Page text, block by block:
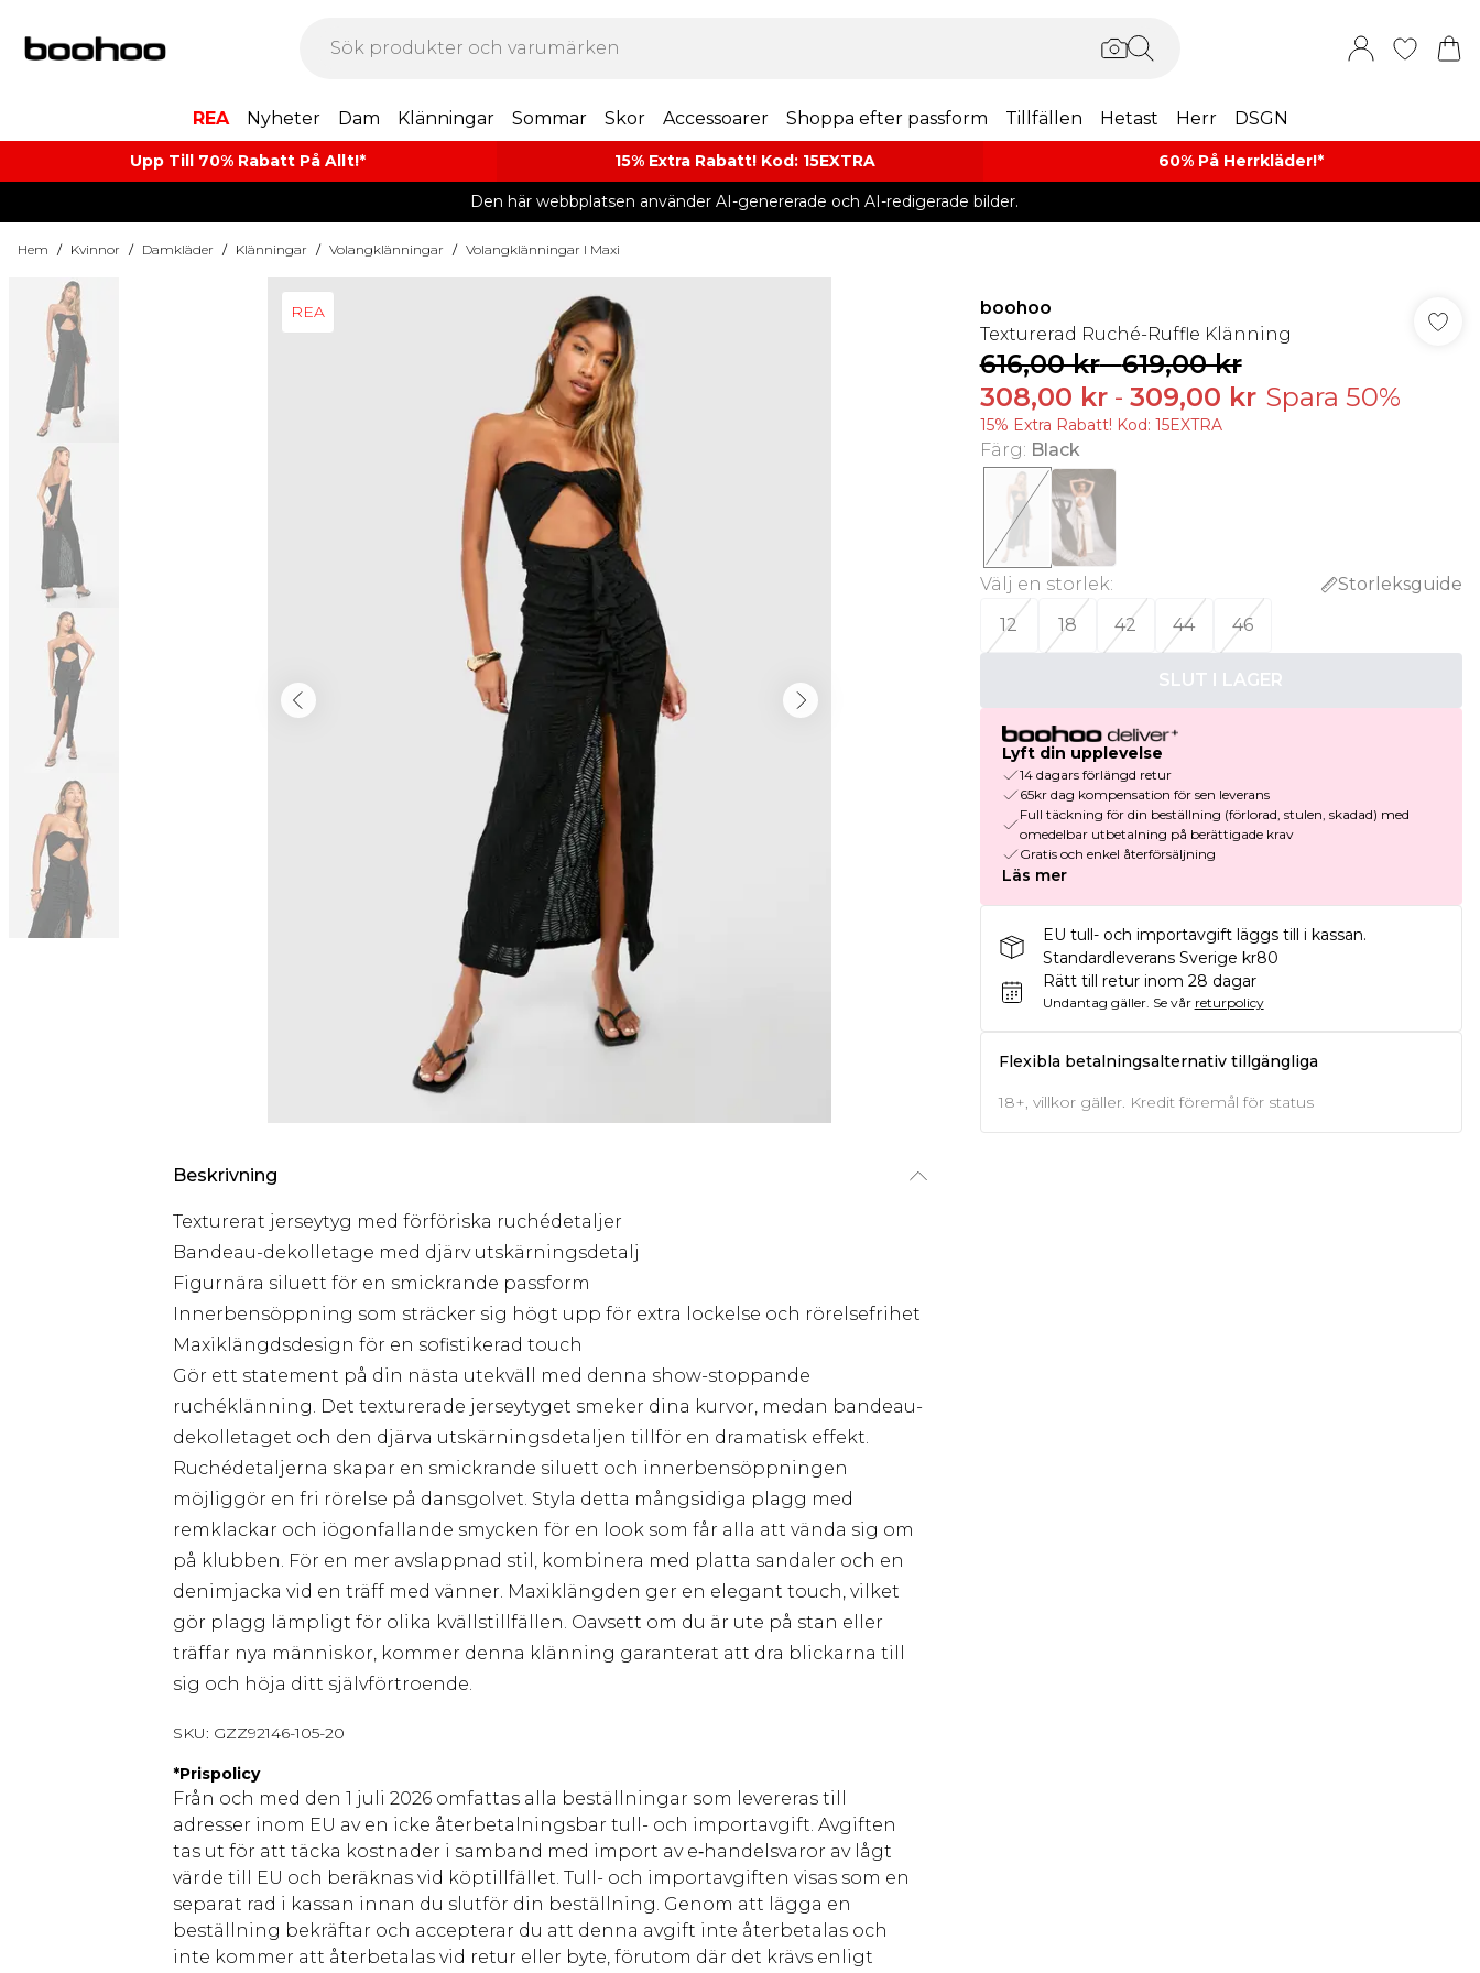
REA Nyheter Dam Klänningar Sommar Skor Accessoarer Shoppa efter passform Tillfällen Hetast Herr DSGN
Upp Till 70% Rabatt På Allt!* 15% Extra Rabatt! Kod: 15EXTRA 60% På Herrkläder!*​
Den här webbplatsen använder AI-genererade och AI-redigerade bilder.
Hem / Kvinnor / Damkläder / Klänningar / Volangklänningar / Volangklänningar I Maxi
REA
Beskrivning
Texturerat jerseytyg med förföriska ruchédetaljer
Bandeau-dekolletage med djärv utskärningsdetalj
Figurnära siluett för en smickrande passform
Innerbensöppning som sträcker sig högt upp för extra lockelse och rörelsefrihet
Maxiklängdsdesign för en sofistikerad touch
Gör ett statement på din nästa utekväll med denna show-stoppande
ruchéklänning. Det texturerade jerseytyget smeker dina kurvor, medan bandeau-
dekolletaget och den djärva utskärningsdetaljen tillför en dramatisk effekt.
Ruchédetaljerna skapar en smickrande siluett och innerbensöppningen
möjliggör en fri rörelse på dansgolvet. Styla detta mångsidiga plagg med
remklackar och iögonfallande smycken för en look som får alla att vända sig om
på klubben. För en mer avslappnad stil, kombinera med platta sandaler och en
denimjacka vid en träff med vänner. Maxiklängden ger en elegant touch, vilket
gör plagg lämpligt för olika kvällstillfällen. Oavsett om du är ute på stan eller
träffar nya människor, kommer denna klänning garanterat att dra blickarna till
sig och höja ditt självförtroende.
SKU: GZZ92146-105-20
*Prispolicy
Från och med den 1 juli 2026 omfattas alla beställningar som levereras till
adresser inom EU av en icke återbetalningsbar tull- och importavgift. Avgiften
tas ut för att täcka kostnader i samband med import av e‑handelsvaror av lågt
värde till EU och beräknas vid köptillfället. Tull- och importavgiften visas som en
separat rad i kassan innan du slutför din beställning. Genom att lägga en
beställning bekräftar och accepterar du att denna avgift inte återbetalas och
inte kommer att återbetalas vid retur eller byte, förutom där det krävs enligt
boohoo
Texturerad Ruché-Ruffle Klänning
616,00 kr-619,00 kr
308,00 kr- 309,00 kr Spara 50%
15% Extra Rabatt! Kod: 15EXTRA
Färg: Black
Välj en storlek:
Storleksguide
12
18 42 44 46
SLUT I LAGER
Lyft din upplevelse
14 dagars förlängd retur
65kr dag kompensation för sen leverans
Full täckning för din beställning (förlorad, stulen, skadad) med
omedelbar utbetalning på berättigade krav
Gratis och enkel återförsäljning
Läs mer
EU tull- och importavgift läggs till i kassan.
Standardleverans Sverige kr80
Rätt till retur inom 28 dagar
Undantag gäller. Se vår returpolicy
Flexibla betalningsalternativ tillgängliga
18+, villkor gäller. Kredit föremål för status